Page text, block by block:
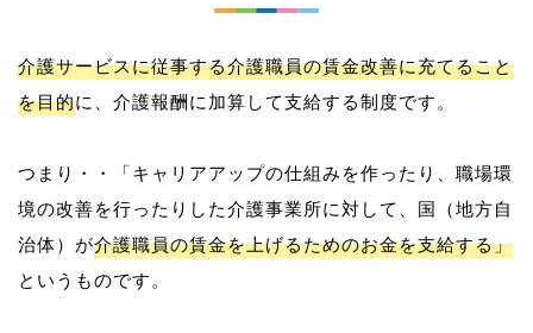
介護サービスに従事する介護職員の賃金改善に充てること
を目的に、介護報酬に加算して支給する制度です。
つまり・・「キャリアアップの仕組みを作ったり、職場環
境の改善を行ったりした介護事業所に対して、国（地方自
治体）が介護職員の賃金を上げるためのお金を支給する」
というものです。